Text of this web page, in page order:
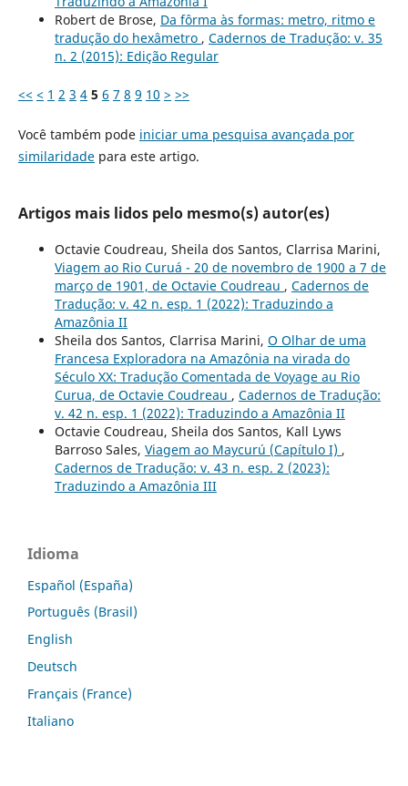
Robert de Brose, Da fôrma às formas: metro, ritmo e
tradução do hexâmetro , Cadernos de Tradução: v. 35
n. 2 (2015): Edição Regular
<< < 1 2 3 4 5 6 7 8 9 10 > >>
Você também pode iniciar uma pesquisa avançada por
similaridadepara este artigo.
Artigos mais lidos pelo mesmo(s) autor(es)
Octavie Coudreau, Sheila dos Santos, Clarrisa Marini,
Viagem ao Rio Curuá - 20 de novembro de 1900 a 7 de
março de 1901, de Octavie Coudreau , Cadernos de
Tradução: v. 42 n. esp. 1 (2022): Traduzindo a
Amazônia II
Sheila dos Santos, Clarrisa Marini, O Olhar de uma
Francesa Exploradora na Amazônia na virada do
Século XX: Tradução Comentada de Voyage au Rio
Curua, de Octavie Coudreau , Cadernos de Tradução:
v. 42 n. esp. 1 (2022): Traduzindo a Amazônia II
Octavie Coudreau, Sheila dos Santos, Kall Lyws
Barroso Sales, Viagem ao Maycurú (Capítulo I) ,
Cadernos de Tradução: v. 43 n. esp. 2 (2023):
Traduzindo a Amazônia III
Idioma
Español (España)
Português (Brasil)
English
Deutsch
Français (France)
Italiano